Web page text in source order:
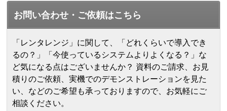
お問い合わせ・ご依頼はこちら
「レンタレンジ」に関して、「どれくらいで導入でき
るの？」「今使っているシステムよりよくなる？」な
ど気になる点はございませんか？ 資料のご請求、お見
積りのご依頼、実機でのデモンストレーションを見た
い、などのご希望も承っておりますので、お気軽にご
相談ください。